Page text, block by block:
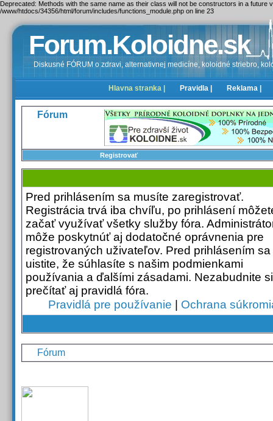
Deprecated: Methods with the same name as their class will not be constructors in a
/www/htdocs/34356/html/forum/includes/functions_module.php on line 23
Forum.Koloidne.sk
Diskusné FÓRUM o zdravi, alternativnej medicíne, koloidné striebro,
Hlavna stranka | Pravidla | Reklama |
Fórum
Registrovať
Pred prihlásením sa musíte zaregistrovať.
Registrácia trvá iba chvíľu, po prihlásení
začať využívať všetky služby fóra.
môže poskytnúť aj dodatočné oprávnenia pre
registrovaných uživateľov. Pred prihlásením sa
uistite, že súhlasíte s našim podmienkami
používania a ďalšími zásadami. Nezabudnite si
prečítať aj pravidlá fóra.
Pravidlá pre používanie
Ochrana
Fórum